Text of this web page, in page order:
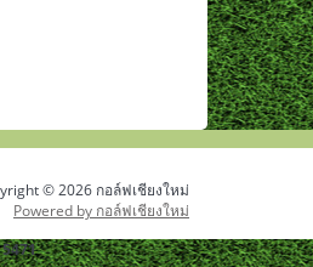
© 2026 กอล์ฟเชียงใหม่
Powered by กอล์ฟเชียงใหม่
5471